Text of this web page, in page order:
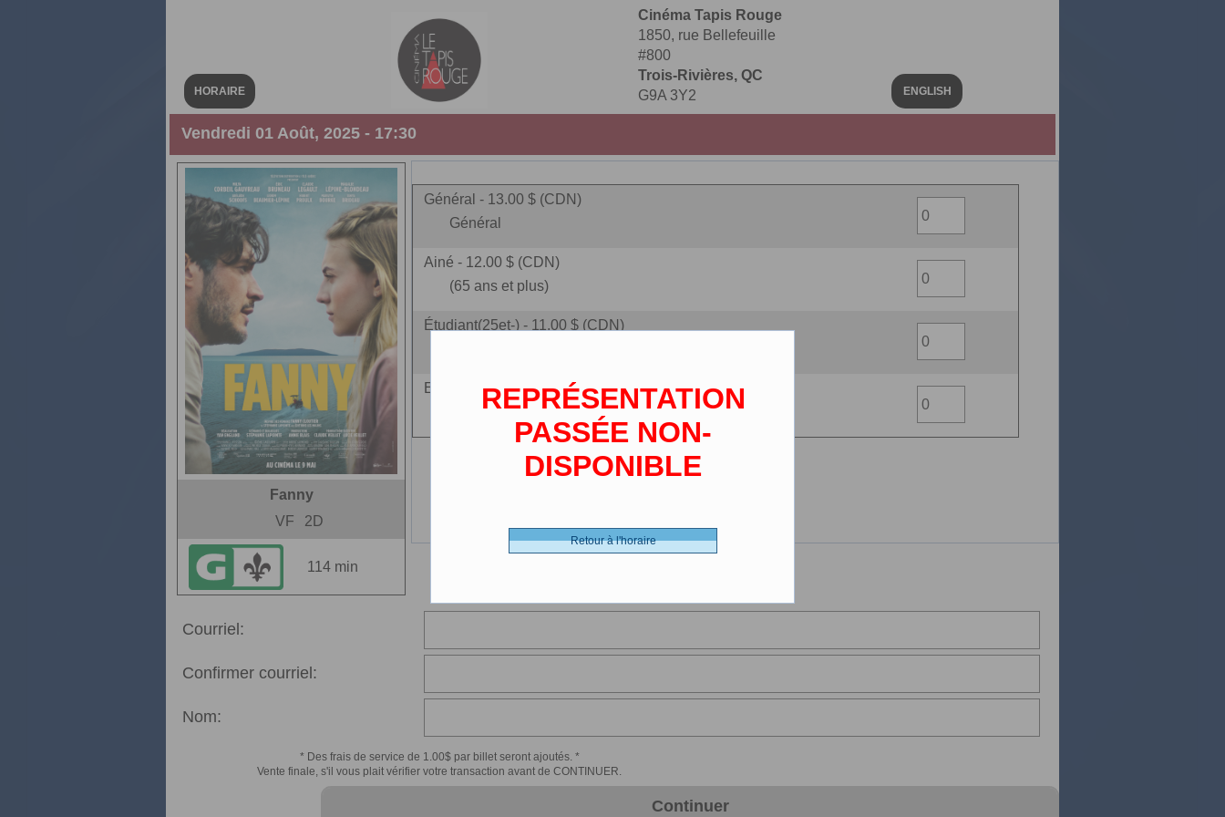
HORAIRE
Cinéma Tapis Rouge
1850, rue Bellefeuille
#800
Trois-Rivières, QC
G9A 3Y2
ENGLISH
Vendredi 01 Août, 2025 - 17:30
Fanny
VF
2D
114 min
Général - 13.00 $ (CDN)
Général
Ainé - 12.00 $ (CDN)
(65 ans et plus)
Étudiant(25et-) - 11.00 $ (CDN)
Enfant - 9.00 $ (CDN)
(2-12 ans)
Courriel:
Confirmer courriel:
Nom:
* Des frais de service de 1.00$ par billet seront ajoutés. *
Vente finale, s'il vous plait vérifier votre transaction avant de CONTINUER.
Continuer
REPRÉSENTATION
PASSÉE NON-
DISPONIBLE
Retour à l'horaire